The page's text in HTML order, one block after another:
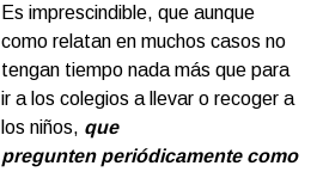
Es imprescindible, que aunque
como relatan en muchos casos no
tengan tiempo nada más que para
ir a los colegios a llevar o recoger a
los niños, que
pregunten periódicamente como